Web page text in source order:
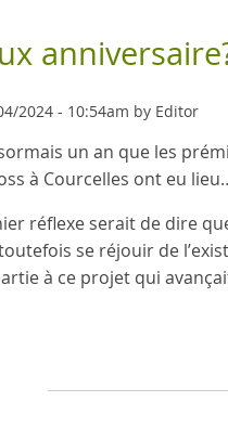
2024 - 10:54am by Editor
un an que les
à Courcelles ont eu
réflexe serait de dire
se réjouir de
à ce projet qui